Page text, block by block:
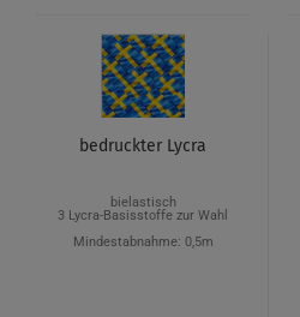
bedruckter Lycra
bielastisch
3 Lycra-Basisstoffe zur Wahl
Mindestabnahme: 0,5m